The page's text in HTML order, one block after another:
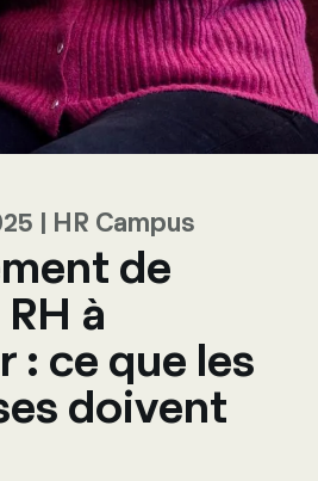
| HR Campus
de
à
: ce que les
doivent